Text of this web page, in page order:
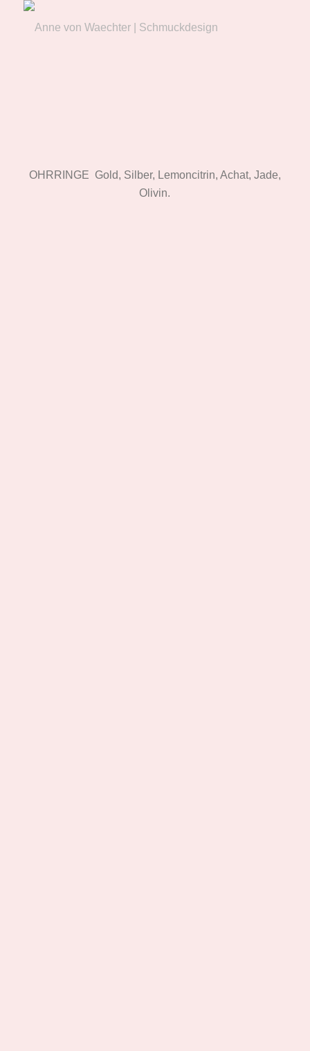
OHRRINGE Gold, Silber, Lemoncitrin, Achat, Jade,
Olivin.